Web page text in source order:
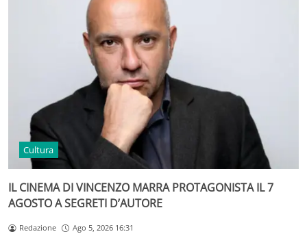
Cultura
IL CINEMA DI VINCENZO MARRA PROTAGONISTA IL 7
AGOSTO A SEGRETI D’AUTORE
Redazione Ago 5, 2026 16:31